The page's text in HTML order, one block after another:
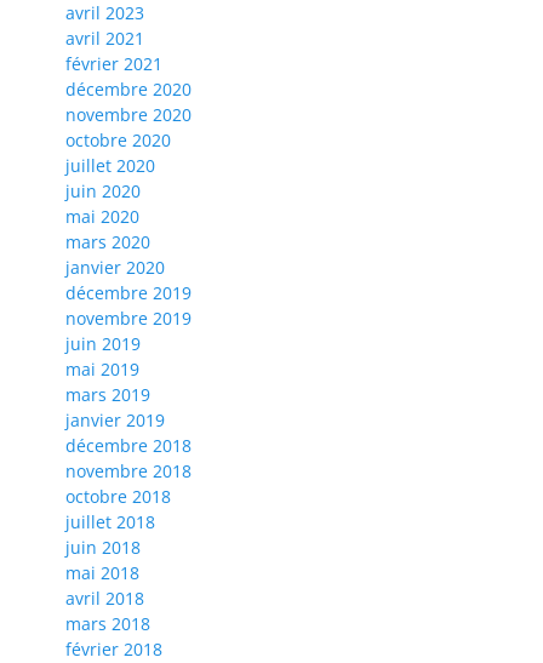
avril 2023
avril 2021
février 2021
décembre 2020
novembre 2020
octobre 2020
juillet 2020
juin 2020
mai 2020
mars 2020
janvier 2020
décembre 2019
novembre 2019
juin 2019
mai 2019
mars 2019
janvier 2019
décembre 2018
novembre 2018
octobre 2018
juillet 2018
juin 2018
mai 2018
avril 2018
mars 2018
février 2018